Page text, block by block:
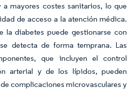
mayores costes sanitarios, lo que
de acceso a la atención médica.
la diabetes puede gestionarse con
detecta de forma temprana. Las
que incluyen el control
arterial y de los lípidos, pueden
complicaciones microvasculares y